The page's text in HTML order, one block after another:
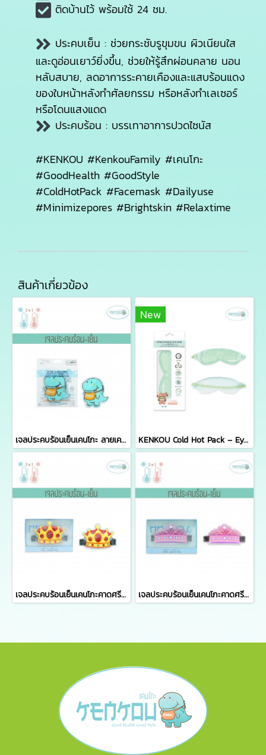
ติดบ้านไว้ พร้อมใช้ 24 ชม.
ประคบเย็น : ช่วยกระชับรูขุมขน ผิวเนียนใส
และดูอ่อนเยาว์ยิ่งขึ้น, ช่วยให้รู้สึกผ่อนคลาย นอน
หลับสบาย, ลดอาการระคายเคืองและแสบร้อนแดง
ของใบหน้าหลังทำศัลยกรรม หรือหลังทำเลเซอร์
หรือโดนแสงแดด
ประคบร้อน : บรรเทาอาการปวดไซนัส
#KENKOU #KenkouFamily #เคนโกะ
#GoodHealth #GoodStyle
#ColdHotPack #Facemask #Dailyuse
#Minimizepores #Brightskin #Relaxtime
สินค้าเกี่ยวข้อง
เจลประคบร้อนเย็นเคนโกะ ลายเคนโกะ (KENKOU COLD HOT PACK - KENKOU)
New
KENKOU Cold Hot Pack – Eye Mask (Compact Size) เจลประคบตาเคนโกะ รุ่นคอมแพค
เจลประคบร้อนเย็นเคนโกะคาดศรีษะ สำหรับเด็กผู้ชาย (KENKOU COLD HOT PACK – HEAD FOR KIDS) เจลประคบร้อนเย็นเคนโกะคาดศรีษะ สำหรับเด็กผู้หญิง (KENKOU COLD HOT PACK – HEAD FOR KIDS)